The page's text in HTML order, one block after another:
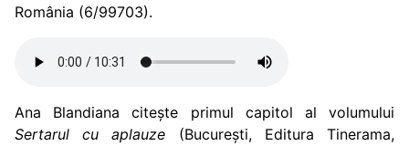
România (6/99703).
Ana Blandiana citește primul capitol al volumului
Sertarul cu aplauze (București, Editura Tinerama,